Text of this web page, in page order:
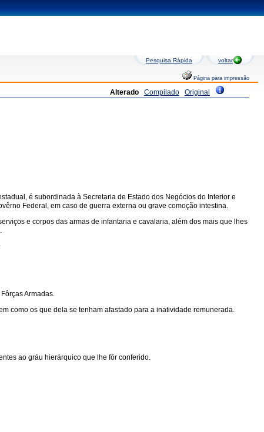
Pesquisa Rápida voltar
Página para impressão
Alterado Compilado Original
é subordinada à Secretaria de Estado dos Negócios do Interior e
Federal, em caso de guerra externa ou grave comoção intestina.
e corpos das armas de infantaria e cavalaria, além dos mais que lhes
Armadas.
como os que dela se tenham afastado para a inatividade remunerada.
ao gráu hierárquico que lhe fôr conferido.